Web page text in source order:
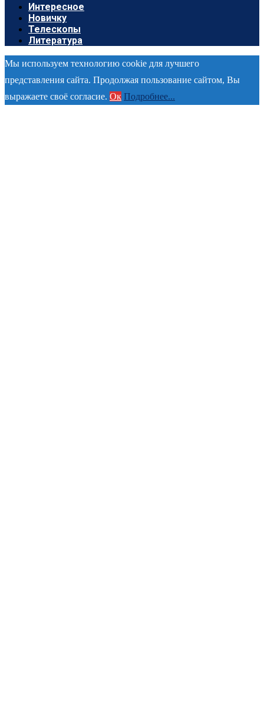
Интересное
Новичку
Телескопы
Литература
Мы используем технологию cookie для лучшего
представления сайта. Продолжая пользование сайтом, Вы
выражаете своё согласие. Ок Подробнее...